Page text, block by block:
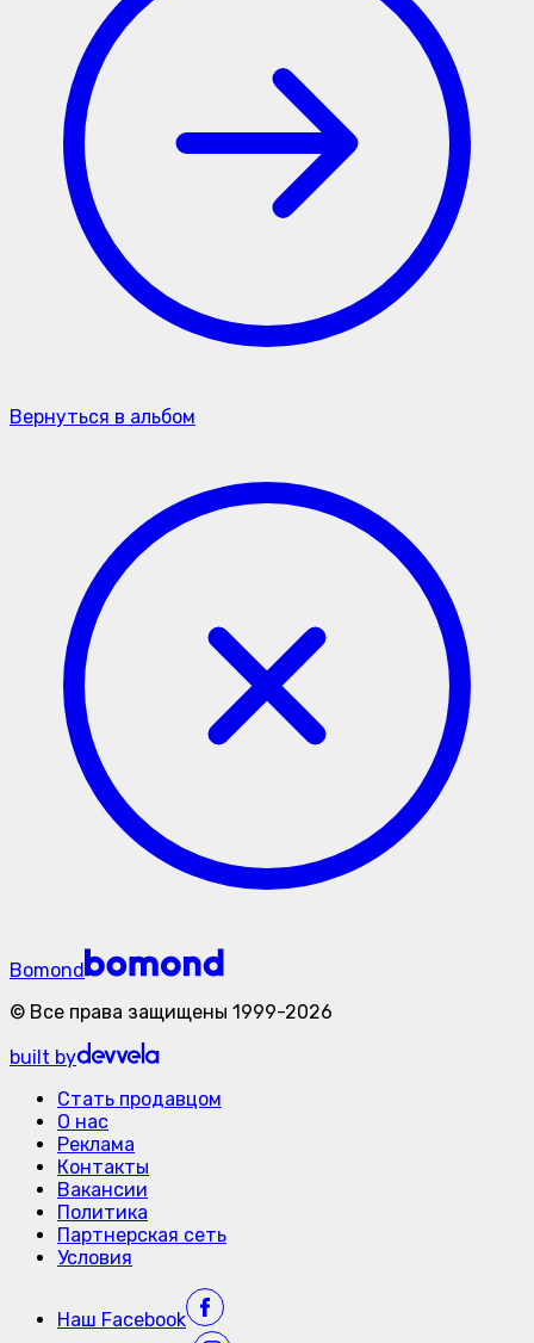
Вернуться в альбом
Bomond
© Все права защищены 1999-2026
built by
Стать продавцом
О нас
Реклама
Контакты
Вакансии
Политика
Партнерская сеть
Условия
Наш Facebook